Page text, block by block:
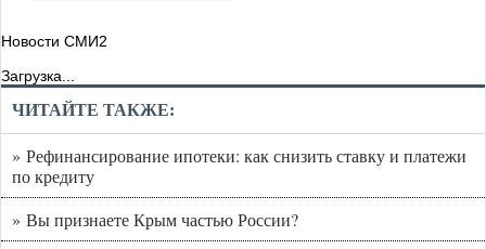
Новости СМИ2
Загрузка...
ЧИТАЙТЕ ТАКЖЕ:
» Рефинансирование ипотеки: как снизить ставку и платежи
по кредиту
» Вы признаете Крым частью России?